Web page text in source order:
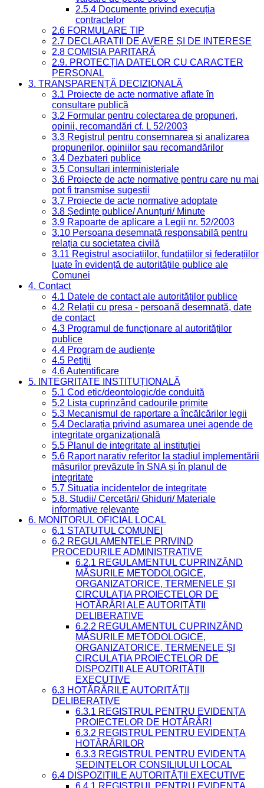
2.5.4 Documente privind execuția
contractelor
2.6 FORMULARE TIP
2.7 DECLARAȚII DE AVERE ȘI DE INTERESE
2.8 COMISIA PARITARĂ
2.9. PROTECȚIA DATELOR CU CARACTER
PERSONAL
3. TRANSPARENȚĂ DECIZIONALĂ
3.1 Proiecte de acte normative aflate în
consultare publică
3.2 Formular pentru colectarea de propuneri,
opinii, recomandări cf. L 52/2003
3.3 Registrul pentru consemnarea și analizarea
propunerilor, opiniilor sau recomandărilor
3.4 Dezbateri publice
3.5 Consultari interministeriale
3.6 Proiecte de acte normative pentru care nu mai
pot fi transmise sugestii
3.7 Proiecte de acte normative adoptate
3.8 Ședințe publice/ Anunțuri/ Minute
3.9 Rapoarte de aplicare a Legii nr. 52/2003
3.10 Persoana desemnată responsabilă pentru
relația cu societatea civilă
3.11 Registrul asociațiilor, fundațiilor și federațiilor
luate în evidență de autoritățile publice ale
Comunei
4. Contact
4.1 Datele de contact ale autorităților publice
4.2 Relații cu presa - persoană desemnată, date
de contact
4.3 Programul de funcționare al autorităților
publice
4.4 Program de audiențe
4.5 Petiții
4.6 Autentificare
5. INTEGRITATE INSTITUȚIONALĂ
5.1 Cod etic/deontologic/de conduită
5.2 Lista cuprinzând cadourile primite
5.3 Mecanismul de raportare a încălcărilor legii
5.4 Declarația privind asumarea unei agende de
integritate organizațională
5.5 Planul de integritate al instituției
5.6 Raport narativ referitor la stadiul implementării
măsurilor prevăzute în SNA și în planul de
integritate
5.7 Situația incidentelor de integritate
5.8. Studii/ Cercetări/ Ghiduri/ Materiale
informative relevante
6. MONITORUL OFICIAL LOCAL
6.1 STATUTUL COMUNEI
6.2 REGULAMENTELE PRIVIND
PROCEDURILE ADMINISTRATIVE
6.2.1 REGULAMENTUL CUPRINZÂND
MĂSURILE METODOLOGICE,
ORGANIZATORICE, TERMENELE ȘI
CIRCULAȚIA PROIECTELOR DE
HOTĂRÂRI ALE AUTORITĂȚII
DELIBERATIVE
6.2.2 REGULAMENTUL CUPRINZÂND
MĂSURILE METODOLOGICE,
ORGANIZATORICE, TERMENELE ȘI
CIRCULAȚIA PROIECTELOR DE
DISPOZIȚII ALE AUTORITĂȚII
EXECUTIVE
6.3 HOTĂRÂRILE AUTORITĂȚII
DELIBERATIVE
6.3.1 REGISTRUL PENTRU EVIDENȚA
PROIECTELOR DE HOTĂRÂRI
6.3.2 REGISTRUL PENTRU EVIDENȚA
HOTĂRÂRILOR
6.3.3 REGISTRUL PENTRU EVIDENȚA
ȘEDINȚELOR CONSILIULUI LOCAL
6.4 DISPOZIȚIILE AUTORITĂȚII EXECUTIVE
6.4.1 REGISTRUL PENTRU EVIDENȚA